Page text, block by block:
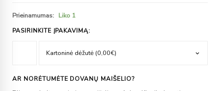
Prieinamumas: Liko 1
PASIRINKITE ĮPAKAVIMĄ:
AR NORĖTUMĖTE DOVANŲ MAIŠELIO?